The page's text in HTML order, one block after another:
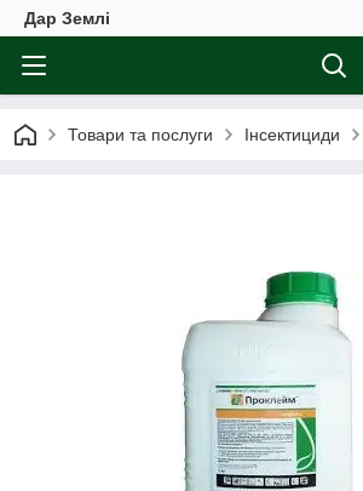
Дар Землі
Товари та послуги Інсектициди